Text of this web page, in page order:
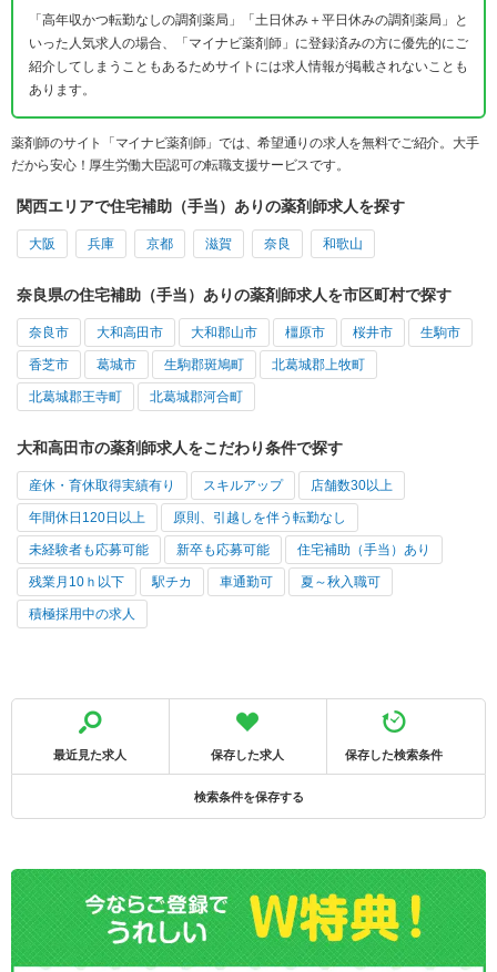
「高年収かつ転勤なしの調剤薬局」「土日休み＋平日休みの調剤薬局」と
いった人気求人の場合、「マイナビ薬剤師」に登録済みの方に優先的にご
紹介してしまうこともあるためサイトには求人情報が掲載されないことも
あります。
薬剤師のサイト「マイナビ薬剤師」では、希望通りの求人を無料でご紹介。大手
だから安心！厚生労働大臣認可の転職支援サービスです。
関西エリアで住宅補助（手当）ありの薬剤師求人を探す
大阪 兵庫 京都 滋賀 奈良 和歌山
奈良県の住宅補助（手当）ありの薬剤師求人を市区町村で探す
奈良市 大和高田市 大和郡山市 橿原市 桜井市 生駒市
香芝市 葛城市 生駒郡斑鳩町 北葛城郡上牧町
北葛城郡王寺町 北葛城郡河合町
大和高田市の薬剤師求人をこだわり条件で探す
産休・育休取得実績有り スキルアップ 店舗数30以上
年間休日120日以上 原則、引越しを伴う転勤なし
未経験者も応募可能 新卒も応募可能 住宅補助（手当）あり
残業月10ｈ以下 駅チカ 車通勤可 夏～秋入職可
積極採用中の求人
最近見た求人 保存した求人 保存した検索条件
検索条件を保存する